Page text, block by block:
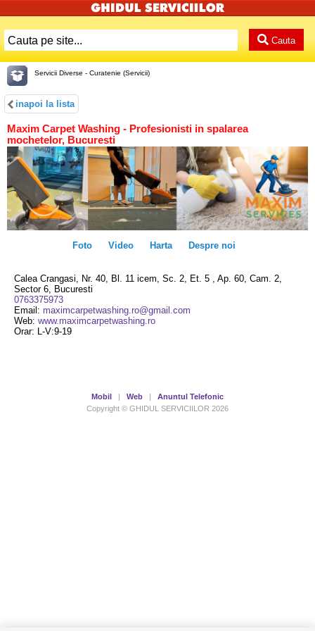
Cauta
Servicii Diverse - Curatenie (Servicii)
inapoi la lista
Maxim Carpet Washing - Profesionisti in spalarea
mochetelor, Bucuresti
Foto Video Harta Despre noi
Calea Crangasi, Nr. 40, Bl. 11 icem, Sc. 2, Et. 5 , Ap. 60, Cam. 2,
Sector 6, Bucuresti
0763375973
Email: maximcarpetwashing.ro@gmail.com
Web: www.maximcarpetwashing.ro
Orar: L-V:9-19
Mobil Web
Anuntul Telefonic
Copyright © GHIDUL SERVICIILOR 2026